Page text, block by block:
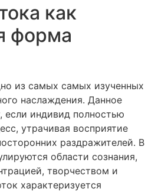
как
форма
из самых самых изученных
наслаждения. Данное
если индивид полностью
утрачивая восприятие
раздражителей. В
области сознания,
творчеством и
характеризуется